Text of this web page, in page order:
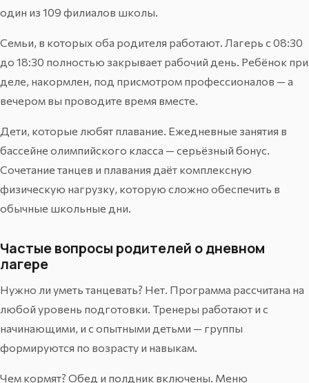
один из 109 филиалов школы.
Семьи, в которых оба родителя работают. Лагерь с 08:30
до 18:30 полностью закрывает рабочий день. Ребёнок при
деле, накормлен, под присмотром профессионалов — а
вечером вы проводите время вместе.
Дети, которые любят плавание. Ежедневные занятия в
бассейне олимпийского класса — серьёзный бонус.
Сочетание танцев и плавания даёт комплексную
физическую нагрузку, которую сложно обеспечить в
обычные школьные дни.
Частые вопросы родителей о дневном
лагере
Нужно ли уметь танцевать? Нет. Программа рассчитана на
любой уровень подготовки. Тренеры работают и с
начинающими, и с опытными детьми — группы
формируются по возрасту и навыкам.
Чем кормят? Обед и полдник включены. Меню